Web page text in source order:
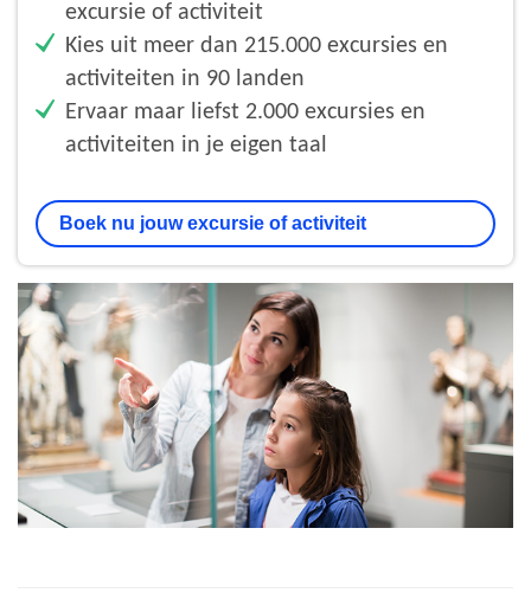
excursie of activiteit
Kies uit meer dan 215.000 excursies en
activiteiten in 90 landen
Ervaar maar liefst 2.000 excursies en
activiteiten in je eigen taal
Boek nu jouw excursie of activiteit